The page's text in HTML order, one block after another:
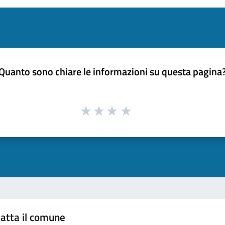
sono chiare le informazioni su questa
il comune